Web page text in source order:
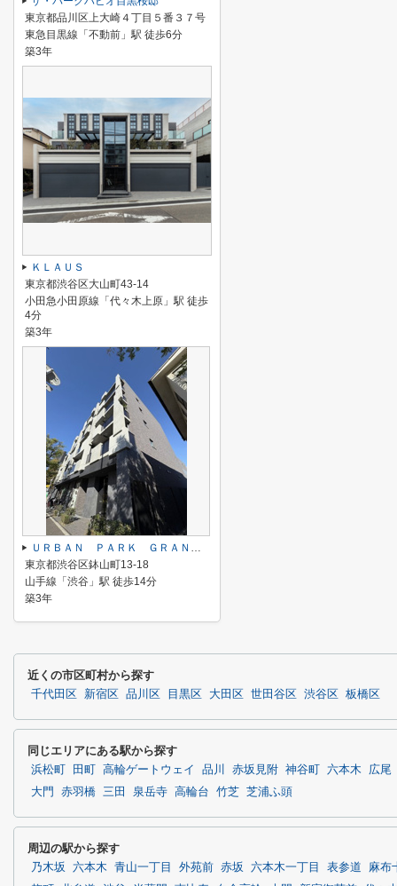
東京都品川区上大崎４丁目５番３７号
東急目黒線「不動前」駅 徒歩6分
築3年
ＫＬＡＵＳ
東京都渋谷区大山町43-14
小田急小田原線「代々木上原」駅 徒歩
4分
築3年
ＵＲＢＡＮ ＰＡＲＫ ＧＲＡＮＤＥ代官山
東京都渋谷区鉢山町13-18
山手線「渋谷」駅 徒歩14分
築3年
近くの市区町村から探す
千代田区 新宿区 品川区 目黒区 大田区 世田谷区 渋谷区 板橋区
同じエリアにある駅から探す
浜松町 田町 高輪ゲートウェイ 品川 赤坂見附 神谷町 六本木
広尾
大門
赤羽橋 三田 泉岳寺 高輪台 竹芝 芝浦ふ頭
周辺の駅から探す
乃木坂 六本木 青山一丁目 外苑前 赤坂 六本木一丁目 表参道
麻布